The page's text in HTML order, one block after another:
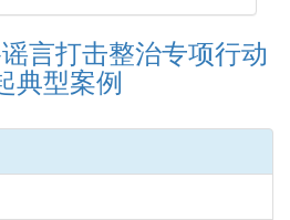
言打击整治专项行动
典型案例